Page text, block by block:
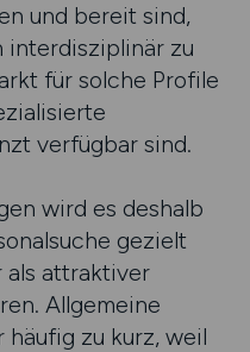
und bereit sind,
interdisziplinär zu
für solche Profile
verfügbar sind.
wird es deshalb
gezielt
als attraktiver
Allgemeine
zu kurz, weil